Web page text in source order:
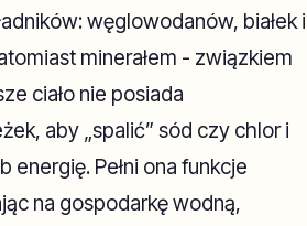
węglowodanów, białek i
minerałem - związkiem
ciało nie posiada
aby „spalić” sód czy chlor i
energię. Pełni ona funkcje
na gospodarkę wodną,